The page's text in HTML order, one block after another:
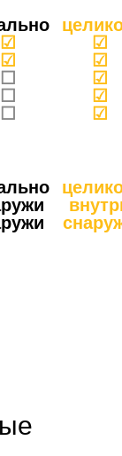
☑
☑
☐
☐
☐
☑
☑
☑
☑
☑